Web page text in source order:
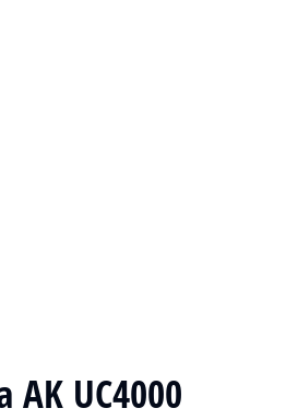
AK UC4000